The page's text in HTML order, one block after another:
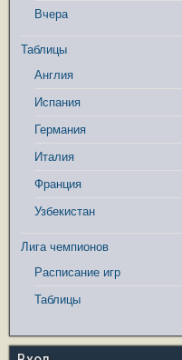
Вчера
Таблицы
Англия
Испания
Германия
Италия
Франция
Узбекистан
Лига чемпионов
Расписание игр
Таблицы